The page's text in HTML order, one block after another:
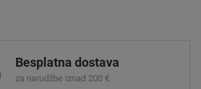
Besplatna dostava
za narudžbe iznad 200 €